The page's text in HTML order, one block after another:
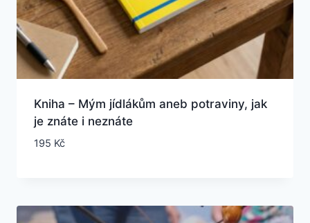
Kniha – Mým jídlákům aneb potraviny, jak
je znáte i neznáte
195 Kč